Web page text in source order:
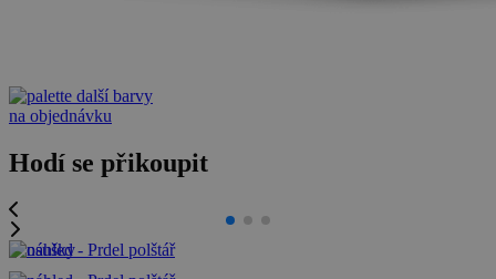
další barvy
na objednávku
Hodí se přikoupit